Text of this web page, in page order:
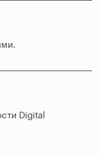
Digital